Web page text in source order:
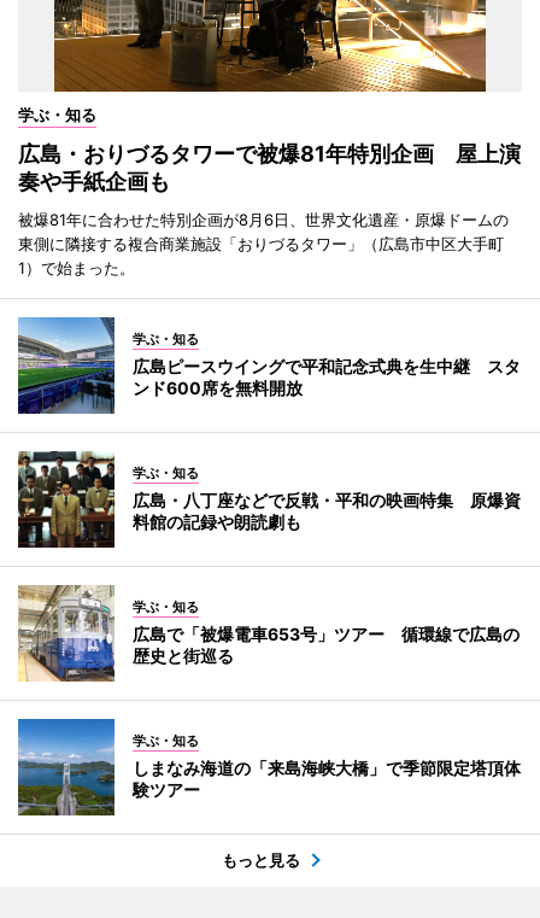
学ぶ・知る
広島・おりづるタワーで被爆81年特別企画 屋上演
奏や手紙企画も
被爆81年に合わせた特別企画が8月6日、世界文化遺産・原爆ドームの
東側に隣接する複合商業施設「おりづるタワー」（広島市中区大手町
1）で始まった。
学ぶ・知る
広島ピースウイングで平和記念式典を生中継 スタ
ンド600席を無料開放
学ぶ・知る
広島・八丁座などで反戦・平和の映画特集 原爆資
料館の記録や朗読劇も
学ぶ・知る
広島で「被爆電車653号」ツアー 循環線で広島の
歴史と街巡る
学ぶ・知る
しまなみ海道の「来島海峡大橋」で季節限定塔頂体
験ツアー
もっと見る